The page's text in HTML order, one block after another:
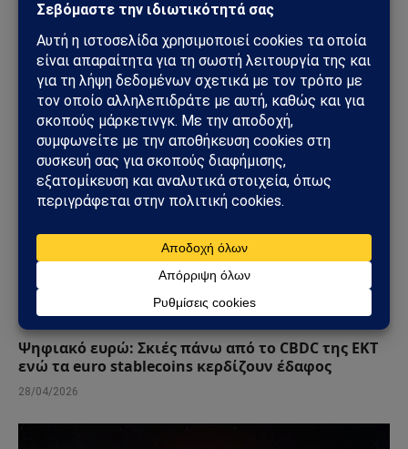
Το Μεταβατικό Στάδιο της Τεχνητής Νοημοσύνης:
Πώς η AI Αρχίζει να Δημιουργεί τον Διάδοχό της
07/06/2026
ΟΙΚΟΝΟΜΊΑ
Ψηφιακό ευρώ: Σκιές πάνω από το CBDC της ΕΚΤ
ενώ τα euro stablecoins κερδίζουν έδαφος
28/04/2026